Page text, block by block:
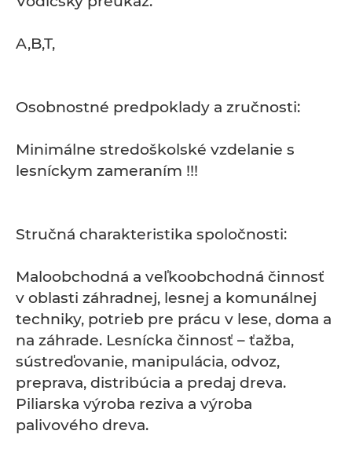
A,B,T,
Osobnostné predpoklady a zručnosti:
Minimálne stredoškolské vzdelanie s
lesníckym zameraním !!!
Stručná charakteristika spoločnosti:
Maloobchodná a veľkoobchodná činnosť
v oblasti záhradnej, lesnej a komunálnej
techniky, potrieb pre prácu v lese, doma a
na záhrade. Lesnícka činnosť – ťažba,
sústreďovanie, manipulácia, odvoz,
preprava, distribúcia a predaj dreva.
Piliarska výroba reziva a výroba
palivového dreva.